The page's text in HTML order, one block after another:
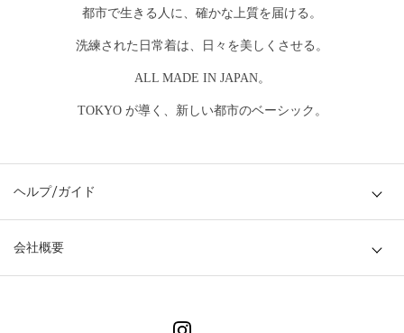
都市で生きる人に、確かな上質を届ける。
洗練された日常着は、日々を美しくさせる。
ALL MADE IN JAPAN。
TOKYO が導く、新しい都市のベーシック。
ヘルプ/ガイド
会社概要